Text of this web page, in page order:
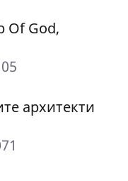
Of God,
архитекти